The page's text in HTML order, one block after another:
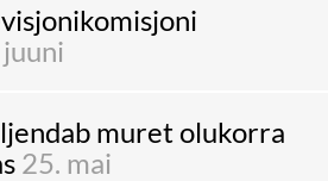
juuni
muret olukorra
25. mai